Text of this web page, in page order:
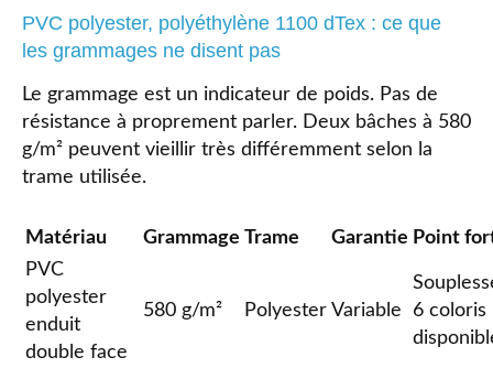
PVC polyester, polyéthylène 1100 dTex : ce que
les grammages ne disent pas
Le grammage est un indicateur de poids. Pas de
résistance à proprement parler. Deux bâches à 580
g/m² peuvent vieillir très différemment selon la
trame utilisée.
Matériau Grammage Trame Garantie Point
PVC
polyester
enduit
double face
580 g/m² Polyester Variable
6 coloris